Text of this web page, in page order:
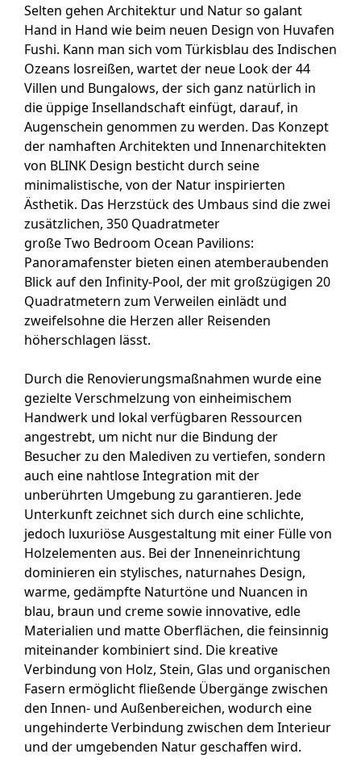
Selten gehen Architektur und Natur so galant
Hand in Hand wie beim neuen Design von Huvafen
Fushi. Kann man sich vom Türkisblau des Indischen
Ozeans losreißen, wartet der neue Look der 44
Villen und Bungalows, der sich ganz natürlich in
die üppige Insellandschaft einfügt, darauf, in
Augenschein genommen zu werden. Das Konzept
der namhaften Architekten und Innenarchitekten
von BLINK Design besticht durch seine
minimalistische, von der Natur inspirierten
Ästhetik. Das Herzstück des Umbaus sind die zwei
zusätzlichen, 350 Quadratmeter
große Two Bedroom Ocean Pavilions:
Panoramafenster bieten einen atemberaubenden
Blick auf den Infinity-Pool, der mit großzügigen 20
Quadratmetern zum Verweilen einlädt und
zweifelsohne die Herzen aller Reisenden
höherschlagen lässt.
Durch die Renovierungsmaßnahmen wurde eine
gezielte Verschmelzung von einheimischem
Handwerk und lokal verfügbaren Ressourcen
angestrebt, um nicht nur die Bindung der
Besucher zu den Malediven zu vertiefen, sondern
auch eine nahtlose Integration mit der
unberührten Umgebung zu garantieren. Jede
Unterkunft zeichnet sich durch eine schlichte,
jedoch luxuriöse Ausgestaltung mit einer Fülle von
Holzelementen aus. Bei der Inneneinrichtung
dominieren ein stylisches, naturnahes Design,
warme, gedämpfte Naturtöne und Nuancen in
blau, braun und creme sowie innovative, edle
Materialien und matte Oberflächen, die feinsinnig
miteinander kombiniert sind. Die kreative
Verbindung von Holz, Stein, Glas und organischen
Fasern ermöglicht fließende Übergänge zwischen
den Innen- und Außenbereichen, wodurch eine
ungehinderte Verbindung zwischen dem Interieur
und der umgebenden Natur geschaffen wird.